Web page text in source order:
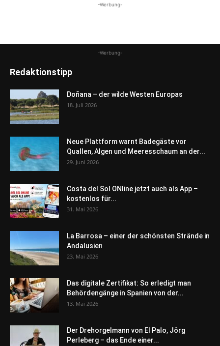
-Werbung-
-Werbung-
Redaktionstipp
Doñana – der wilde Westen Europas
18. Juli 2026
Neue Plattform warnt Badegäste vor
Quallen, Algen und Meeresschaum an der...
29. Juni 2026
Costa del Sol ONline jetzt auch als App –
kostenlos für...
31. Mai 2026
La Barrosa – einer der schönsten Strände in
Andalusien
23. Mai 2026
Das digitale Zertifikat: So erledigt man
Behördengänge in Spanien von der...
13. Mai 2026
Der Drehorgelmann von El Palo, Jörg
Perleberg – das Ende einer...